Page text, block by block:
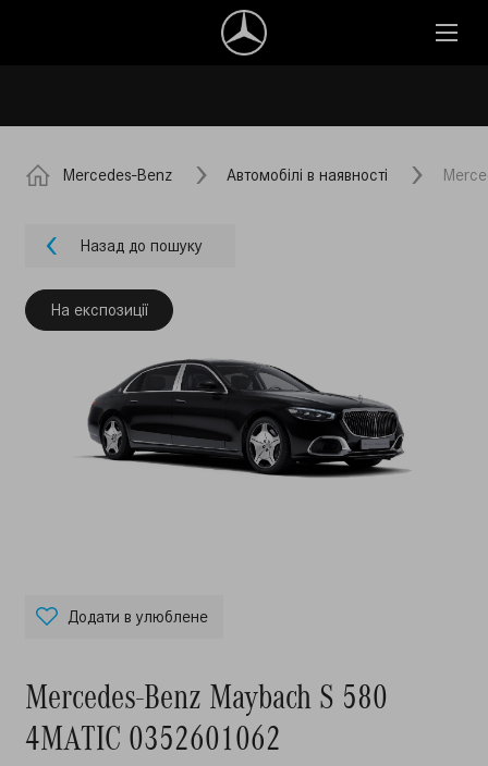
Mercedes-Benz Автомобілі в наявності
Назад до пошуку
На експозиції
Додати в улюблене
Mercedes-Benz Maybach S 580
4MATIC 0352601062